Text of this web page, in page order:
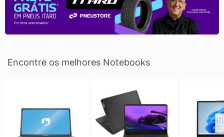
Encontre os melhores Notebooks